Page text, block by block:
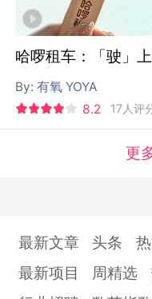
哈啰租车：「驶」
By:有氧 YOYA
8.2
17人评
更
最新文章 头条
最新项目
周精选